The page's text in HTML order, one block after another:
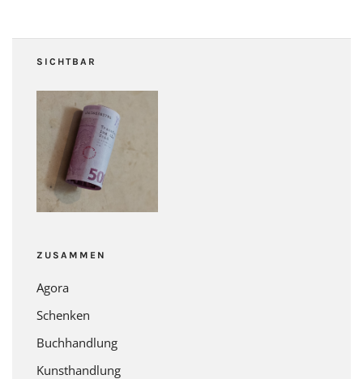
SICHTBAR
ZUSAMMEN
Agora
Schenken
Buchhandlung
Kunsthandlung